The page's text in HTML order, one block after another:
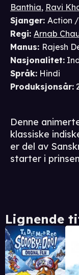
Banthia, Ravi
Sjanger: Action
Regi: Arnab
Manus: Rajesh
Nasjonalitet:
Språk: Hindi
Produksjonsår:
Denne
klassiske
er del av
starter i
Lignende